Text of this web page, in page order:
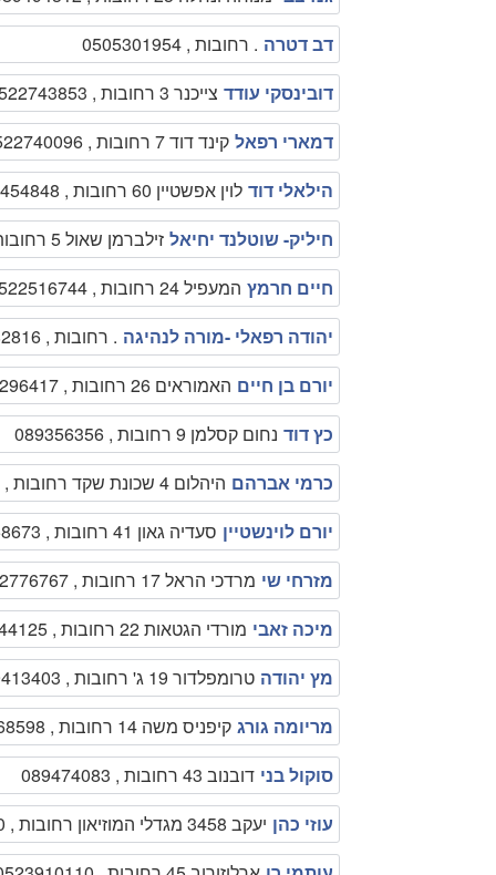
דב דטרה . רחובות , 0505301954
דובינסקי עודד צייכנר 3 רחובות , 0522743853
דמארי רפאל קינד דוד 7 רחובות , 0522740096
הילאלי דוד לוין אפשטיין 60 רחובות , 089454848
חיליק- שוטלנד יחיאל זילברמן שאול 5 רחובות , 0522521595
חיים חרמץ המעפיל 24 רחובות , 0522516744
יהודה רפאלי -מורה לנהיגה . רחובות , 0505282816
יורם בן חיים האמוראים 26 רחובות , 0544296417
כץ דוד נחום קסלמן 9 רחובות , 089356356
כרמי אברהם היהלום 4 שכונת שקד רחובות , 089492016
יורם לוינשטיין סעדיה גאון 41 רחובות , 089458673
מזרחי שי מרדכי הראל 17 רחובות , 0522776767
מיכה זאבי מורדי הגטאות 22 רחובות , 0544344125
מץ יהודה טרומפלדור 19 ג' רחובות , 089413403
מריומה גורג קיפניס משה 14 רחובות , 089468598
סוקול בני דובנוב 43 רחובות , 089474083
עוזי כהן יעקב 3458 מגדלי המוזיאון רחובות , 0522536150